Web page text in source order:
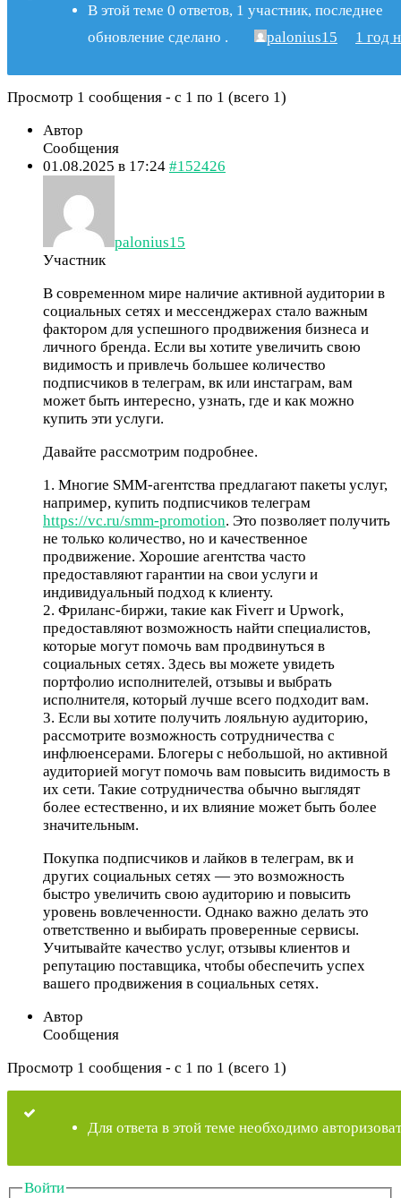
В этой теме 0 ответов, 1 участник, последнее
обновление
1 год
сделано palonius15
.
Просмотр 1 сообщения - с 1 по 1 (всего 1)
Автор
Сообщения
01.08.2025 в 17:24 #152426
palonius15
Участник
В современном мире наличие активной аудитории в
социальных сетях и мессенджерах стало важным
фактором для успешного продвижения бизнеса и
личного бренда. Если вы хотите увеличить свою
видимость и привлечь большее количество
подписчиков в телеграм, вк или инстаграм, вам
может быть интересно, узнать, где и как можно
купить эти услуги.
Давайте рассмотрим подробнее.
1. Многие SMM-агентства предлагают пакеты услуг,
например, купить подписчиков телеграм
https://vc.ru/smm-promotion. Это позволяет получить
не только количество, но и качественное
продвижение. Хорошие агентства часто
предоставляют гарантии на свои услуги и
индивидуальный подход к клиенту.
2. Фриланс-биржи, такие как Fiverr и Upwork,
предоставляют возможность найти специалистов,
которые могут помочь вам продвинуться в
социальных сетях. Здесь вы можете увидеть
портфолио исполнителей, отзывы и выбрать
исполнителя, который лучше всего подходит вам.
3. Если вы хотите получить лояльную аудиторию,
рассмотрите возможность сотрудничества с
инфлюенсерами. Блогеры с небольшой, но активной
аудиторией могут помочь вам повысить видимость в
их сети. Такие сотрудничества обычно выглядят
более естественно, и их влияние может быть более
значительным.
Покупка подписчиков и лайков в телеграм, вк и
других социальных сетях — это возможность
быстро увеличить свою аудиторию и повысить
уровень вовлеченности. Однако важно делать это
ответственно и выбирать проверенные сервисы.
Учитывайте качество услуг, отзывы клиентов и
репутацию поставщика, чтобы обеспечить успех
вашего продвижения в социальных сетях.
Автор
Сообщения
Просмотр 1 сообщения - с 1 по 1 (всего 1)
Для ответа в этой теме необходимо
Войти